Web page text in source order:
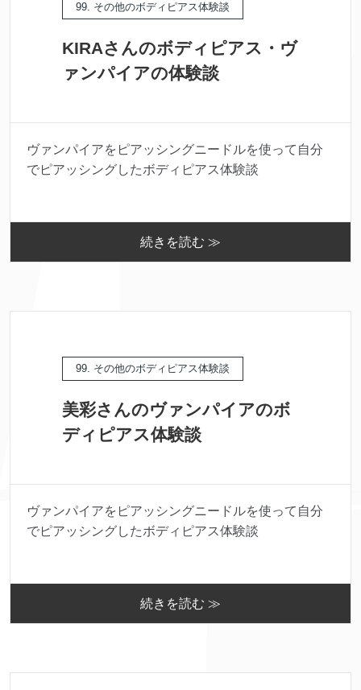
99. その他のボディピアス体験談
KIRAさんのボディピアス・ヴ
ァンパイアの体験談
ヴァンパイアをピアッシングニードルを使って自分
でピアッシングしたボディピアス体験談
続きを読む ≫
99. その他のボディピアス体験談
美彩さんのヴァンパイアのボ
ディピアス体験談
ヴァンパイアをピアッシングニードルを使って自分
でピアッシングしたボディピアス体験談
続きを読む ≫